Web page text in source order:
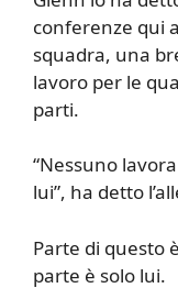
conferenze qui
squadra, una
lavoro per le
parti.
“Nessuno
lui”, ha detto
Parte di questo
parte è solo lui.